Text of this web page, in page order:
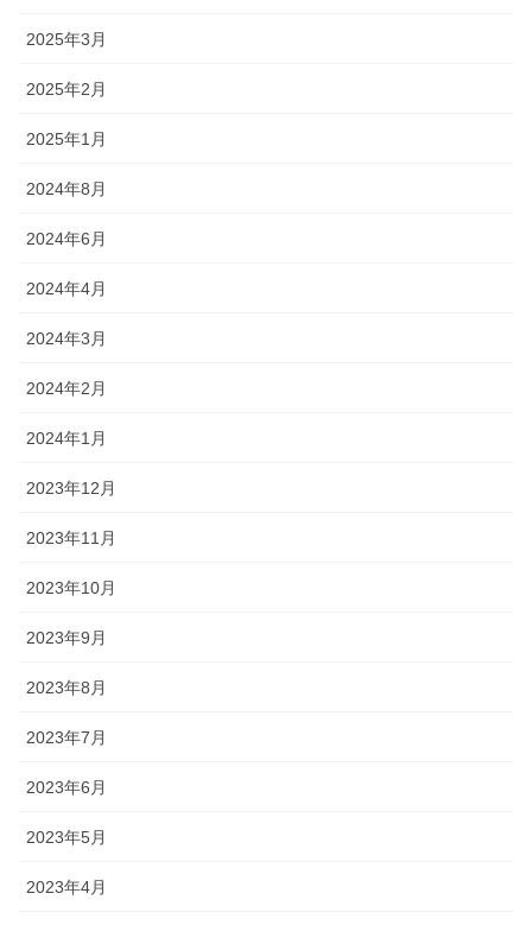
2025年3月
2025年2月
2025年1月
2024年8月
2024年6月
2024年4月
2024年3月
2024年2月
2024年1月
2023年12月
2023年11月
2023年10月
2023年9月
2023年8月
2023年7月
2023年6月
2023年5月
2023年4月